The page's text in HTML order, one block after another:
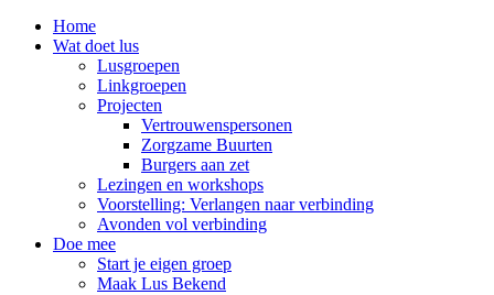
Home
Wat doet lus
Lusgroepen
Linkgroepen
Projecten
Vertrouwenspersonen
Zorgzame Buurten
Burgers aan zet
Lezingen en workshops
Voorstelling: Verlangen naar verbinding
Avonden vol verbinding
Doe mee
Start je eigen groep
Maak Lus Bekend